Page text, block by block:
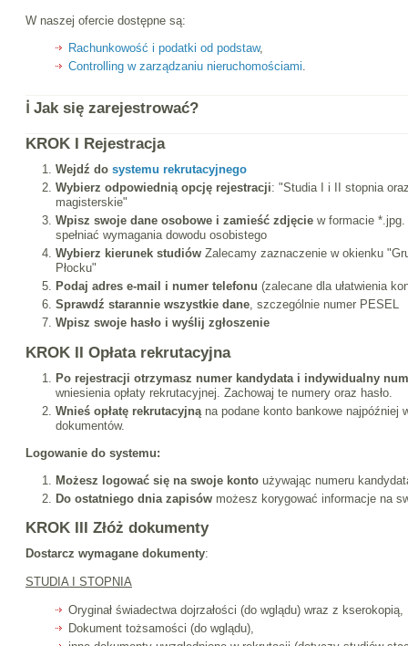
W naszej ofercie dostępne są:
Rachunkowość i podatki od podstaw,
Controlling w zarządzaniu nieruchomościami.
ℹ️ Jak się zarejestrować?
KROK I Rejestracja
Wejdź dosystemu rekrutacyjnego
Wybierz odpowiednią opcję rejestracji: "Studia I i II stopnia
magisterskie"
Wpisz swoje dane osobowe i zamieść zdjęciew formacie
spełniać wymagania dowodu osobistego
Wybierz kierunek studiówZalecamy zaznaczenie w okienku
Płocku"
Podaj adres e-mail i numer telefonu (zalecane dla ułatwienia
Sprawdź starannie wszystkie dane, szczególnie numer PESEL
Wpisz swoje hasło i wyślij zgłoszenie
KROK II Opłata rekrutacyjna
Po rejestracji otrzymasz numer kandydata i indywidualny
wniesienia opłaty rekrutacyjnej. Zachowaj te numery oraz hasło.
Wnieś opłatę rekrutacyjną na podane konto bankowe najpóźniej
dokumentów.
Logowanie do systemu:
Możesz logować się na swoje konto używając numeru
Do ostatniego dnia zapisów możesz korygować informacje na
KROK III Złóż dokumenty
Dostarcz wymagane dokumenty:
STUDIA I STOPNIA
Oryginał świadectwa dojrzałości (do wglądu) wraz z kserokopią,
Dokument tożsamości (do wglądu),